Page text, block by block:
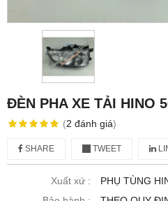
ĐÈN PHA XE TẢI HINO
(2 đánh giá)
SHARE TWEET
Xuất xứ :
PHỤ TÙNG